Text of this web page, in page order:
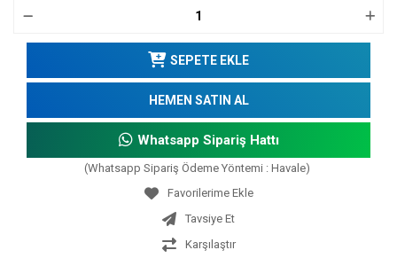
SEPETE EKLE
HEMEN SATIN AL
Whatsapp Sipariş Hattı
(Whatsapp Sipariş Ödeme Yöntemi : Havale)
Tavsiye Et
Karşılaştır